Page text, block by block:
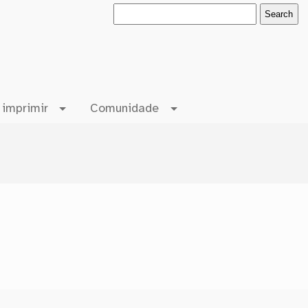
imprimir Comunidade